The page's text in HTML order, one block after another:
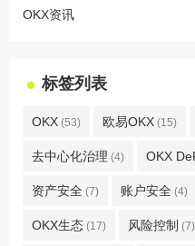
OKX资讯
标签列表
OKX (53) 欧易OKX (15)
去中心化治理 (4) OKX
资产安全 (7) 账户安全 (4)
OKX生态 (17) 风险控制 (7)